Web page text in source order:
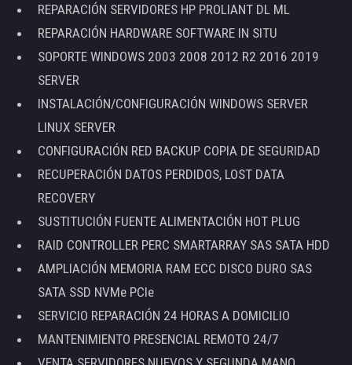
REPARACIÓN SERVIDORES HP PROLIANT DL ML
REPARACIÓN HARDWARE SOFTWARE IN SITU
SOPORTE WINDOWS 2003 2008 2012 R2 2016 2019
SERVER
INSTALACIÓN/CONFIGURACIÓN WINDOWS SERVER
LINUX SERVER
CONFIGURACIÓN RED BACKUP COPIA DE SEGURIDAD
RECUPERACIÓN DATOS PERDIDOS, LOST DATA
RECOVERY
SUSTITUCIÓN FUENTE ALIMENTACIÓN HOT PLUG
RAID CONTROLLER PERC SMARTARRAY SAS SATA HDD
AMPLIACIÓN MEMORIA RAM ECC DISCO DURO SAS
SATA SSD NVMe PCIe
SERVICIO REPARACIÓN 24 HORAS A DOMICILIO
MANTENIMIENTO PRESENCIAL REMOTO 24/7